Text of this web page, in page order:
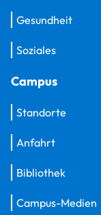
Gesundheit
Soziales
Campus
Standorte
Anfahrt
Bibliothek
Campus-Medien